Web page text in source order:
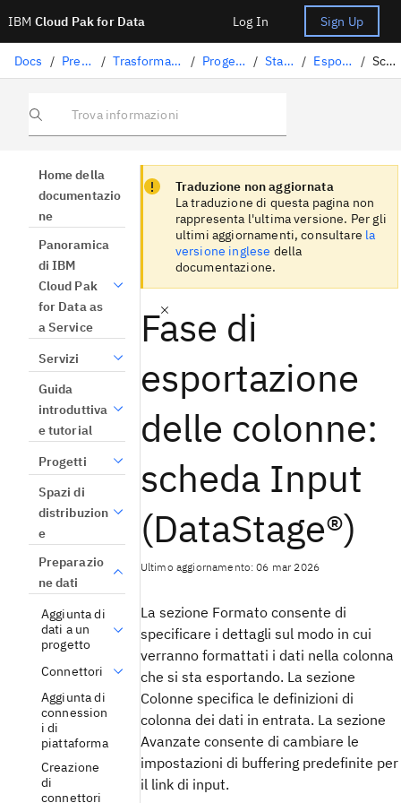
IBM Cloud Pak for Data Log In Sign Up
Docs / Preparazione dati / Trasformazione dei dati con DataStage / Progettazione dei flussi / Stage DataStage / Esportazione colonna / Scheda input
Trova informazioni
Home della
documentazio
ne
Panoramica
di IBM
Cloud Pak
for Data as
a Service
Servizi
Guida
introduttiva
e tutorial
Progetti
Spazi di
distribuzion
e
Preparazio
ne dati
Aggiunta di
dati a un
progetto
Connettori
Aggiunta di
connession
i di
piattaforma
Creazione
di
connettori
Traduzione non aggiornata
La traduzione di questa pagina non
rappresenta l'ultima versione. Per gli
ultimi aggiornamenti, consultare la
versione inglese della
documentazione.
Fase di
esportazione
delle colonne:
scheda Input
(DataStage®)
Ultimo aggiornamento: 06 mar 2026
La sezione Formatoconsente di
specificare i dettagli sul modo in cui
verranno formattati i dati nella colonna
che si sta esportando. La sezione
Colonne specifica le definizioni di
colonna dei dati in entrata. La sezione
Avanzate consente di cambiare le
impostazioni di buffering predefinite per
il link di input.